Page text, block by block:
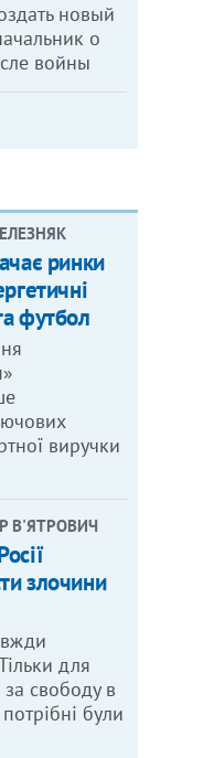
новый
о
войны
ринки
футбол
виручки
В'ЯТРОВИЧ
злочини
для
свободу в
були